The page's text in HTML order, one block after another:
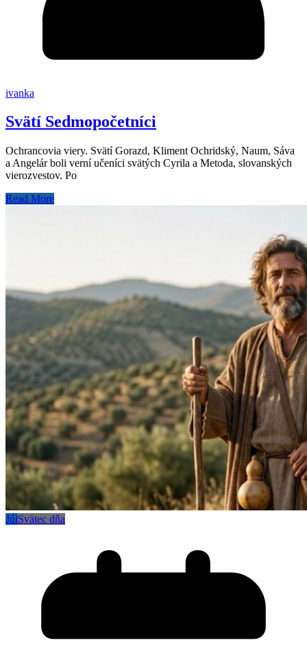
ivanka
Svätí Sedmopočetníci
Ochrancovia viery. Svätí Gorazd, Kliment Ochridský, Naum, Sáva
a Angelár boli verní učeníci svätých Cyrila a Metoda, slovanských
vierozvestov. Po
Read More
JúlSvätec dňa